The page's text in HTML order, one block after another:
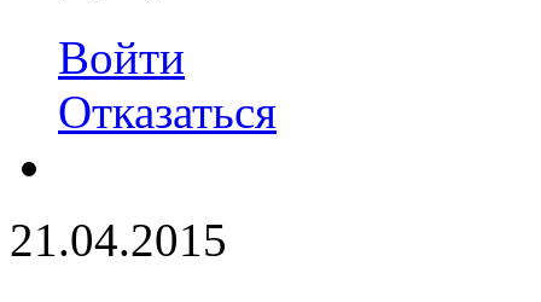
Войти
Отказаться
21.04.2015